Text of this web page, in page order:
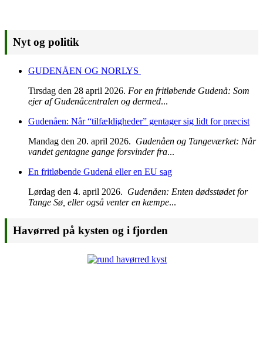
Nyt og politik
GUDENÅEN OG NORLYS
Tirsdag den 28 april 2026. For en fritløbende Gudenå: Som
ejer af Gudenåcentralen og dermed...
Gudenåen: Når “tilfældigheder” gentager sig lidt for præcist
Mandag den 20. april 2026. Gudenåen og Tangeværket: Når
vandet gentagne gange forsvinder fra...
En fritløbende Gudenå eller en EU sag
Lørdag den 4. april 2026. Gudenåen: Enten dødsstødet for
Tange Sø, eller også venter en kæmpe...
Havørred på kysten og i fjorden